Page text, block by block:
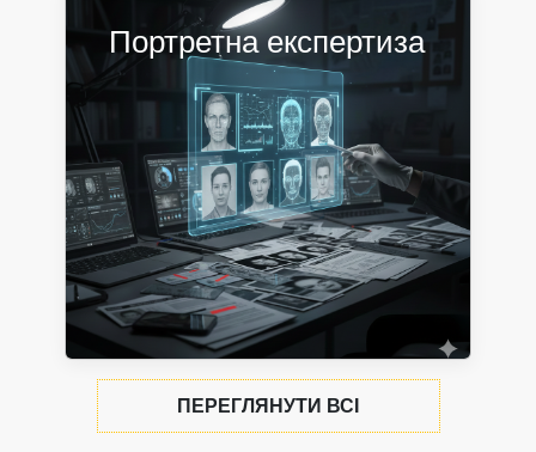
Портретна експертиза
ПЕРЕГЛЯНУТИ ВСІ